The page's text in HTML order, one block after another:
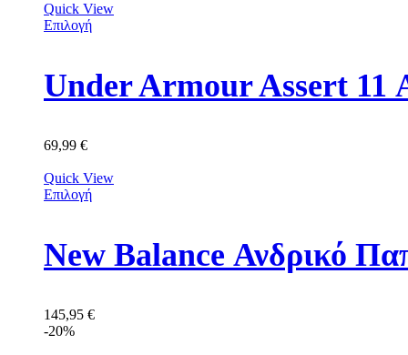
Quick View
Επιλογή
Under Armour Assert 11
69,99 €
Quick View
Επιλογή
New Balance Ανδρικό
145,95 €
-20%